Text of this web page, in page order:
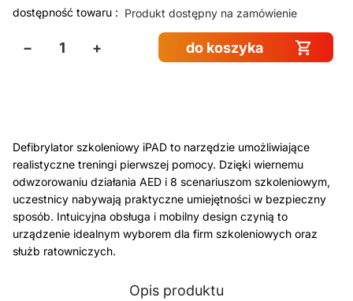
Defibrylator szkoleniowy iPAD to narzędzie umożliwiające
realistyczne treningi pierwszej pomocy. Dzięki wiernemu
odwzorowaniu działania AED i 8 scenariuszom szkoleniowym,
uczestnicy nabywają praktyczne umiejętności w bezpieczny
sposób. Intuicyjna obsługa i mobilny design czynią to
urządzenie idealnym wyborem dla firm szkoleniowych oraz
służb ratowniczych.
Opis produktu
dostępność towaru : Produkt dostępny na zamówienie
− + do koszyka